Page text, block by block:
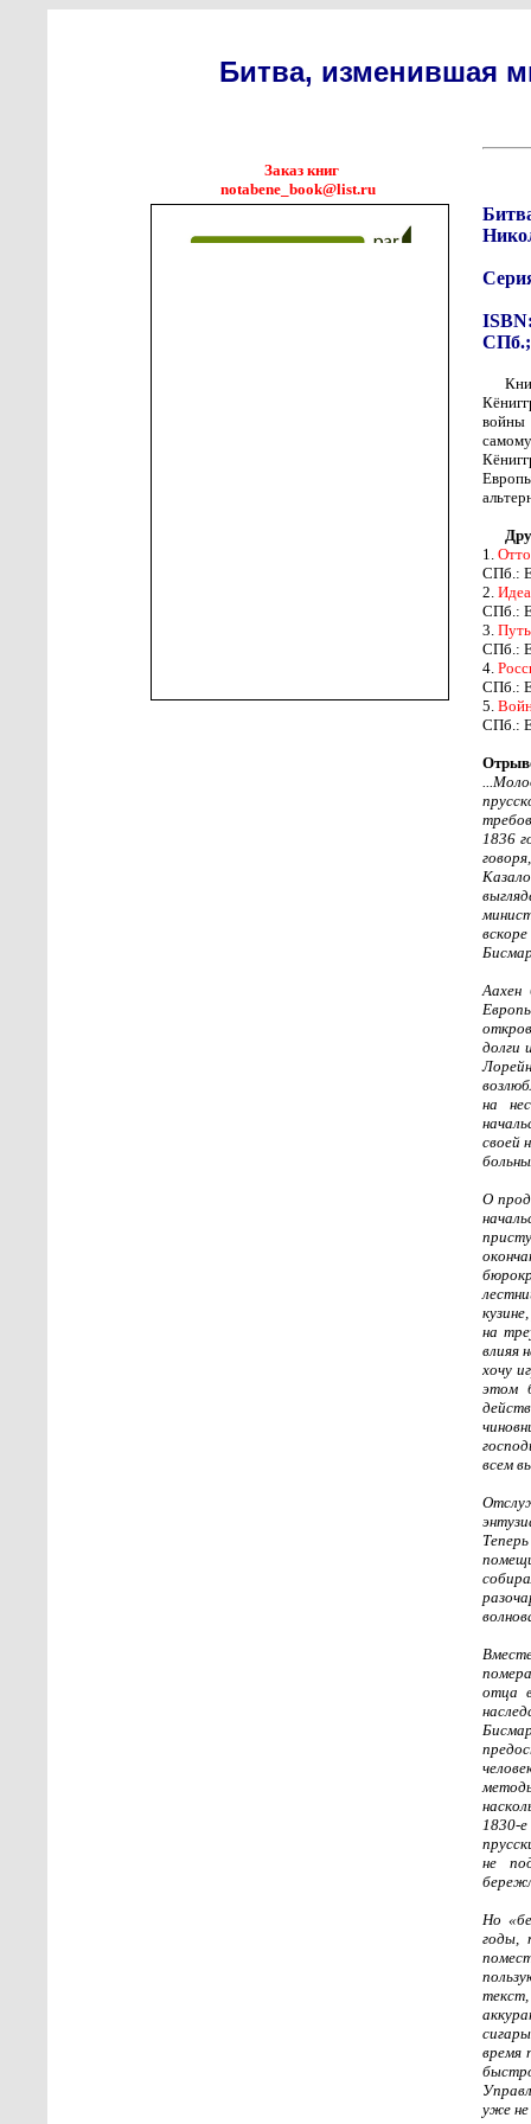
Битва, изменившая
Заказ книг
notabene_book@list.ru
СПб.;
войны
1.
СПб.:
2.
СПб.:
3.
СПб.:
4.
СПб.:
5.
СПб.:
1836
Аахен
долги
на
своей
О
на
влияя
хочу
этом
всем
отца
1830-
не
Но
годы,
время
уже не